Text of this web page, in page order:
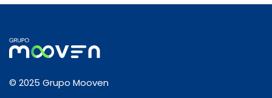
© 2025 Grupo Mooven